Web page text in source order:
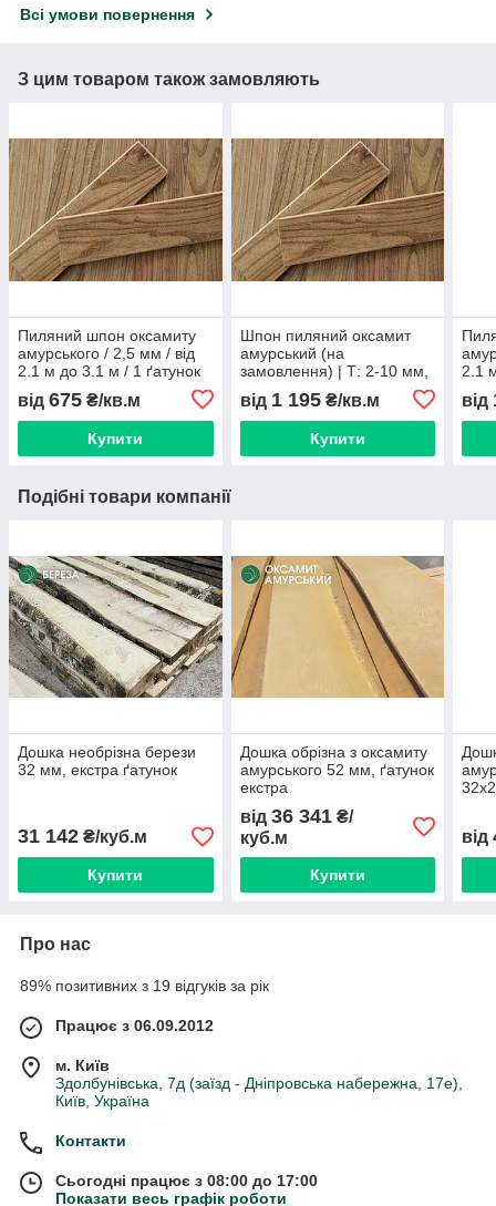
Всі умови повернення
З цим товаром також замовляють
Пиляний шпон оксамиту
амурського / 2,5 мм / від
2.1 м до 3.1 м / 1 ґатунок
від 675 ₴/кв.м
Купити
Шпон пиляний оксамит
амурський (на
замовлення) | Т: 2-10 мм,
Ш: 10-21 см, Д: 0,5-3,5 м
від 1 195₴/кв.м
Купити
2.1
від
Подібні товари компанії
Дошка необрізна берези
32 мм, екстра ґатунок
31 142 ₴/куб.м
Купити
Дошка обрізна з оксамиту
амурського 52 мм, ґатунок
екстра
від 36 341₴/
куб.м
Купити
від
Про нас
89% позитивних з 19 відгуків за рік
Працює з 06.09.2012
м. Київ
Здолбунівська, 7д (заїзд - Дніпровська набережна, 17е),
Київ, Україна
Контакти
Сьогодні працює з 08:00 до 17:00
Показати весь графік роботи